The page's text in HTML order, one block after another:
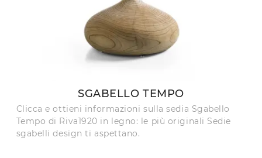
SGABELLO TEMPO
Clicca e ottieni informazioni sulla sedia Sgabello
Tempo di Riva1920 in legno: le più originali Sedie
sgabelli design ti aspettano.